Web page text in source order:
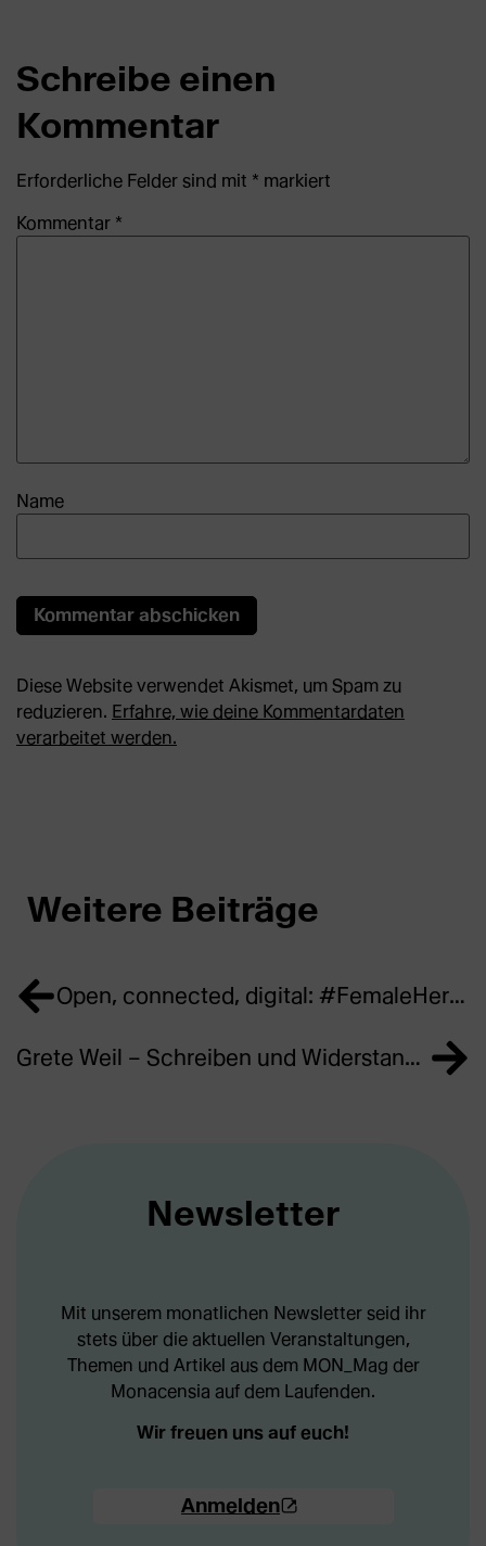
Schreibe einen
Kommentar
Erforderliche Felder sind mit * markiert
Kommentar *
Name
Diese Website verwendet Akismet, um Spam zu
reduzieren. Erfahre, wie deine Kommentardaten
verarbeitet werden.
Weitere Beiträge
Open, connected, digital: #FemaleHeritage is reshaping the Monacensia
Grete Weil – Schreiben und Widerstand in Amsterdam
Newsletter
Mit unserem monatlichen Newsletter seid ihr
stets über die aktuellen Veranstaltungen,
Themen und Artikel aus dem MON_Mag der
Monacensia auf dem Laufenden.
Wir freuen uns auf euch!
Anmelden
(Öffnet